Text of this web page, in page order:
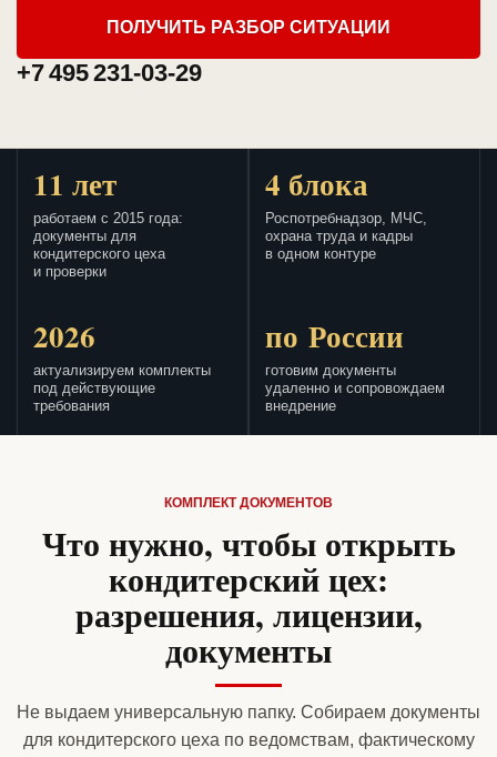
ПОЛУЧИТЬ РАЗБОР СИТУАЦИИ
+7 495 231-03-29
11 лет
работаем с 2015 года:
документы для
кондитерского цеха
и проверки
4 блока
Роспотребнадзор, МЧС,
охрана труда и кадры
в одном контуре
2026
актуализируем комплекты
под действующие
требования
по России
готовим документы
удаленно и сопровождаем
внедрение
КОМПЛЕКТ ДОКУМЕНТОВ
Что нужно, чтобы открыть
кондитерский цех:
разрешения, лицензии,
документы
Не выдаем универсальную папку. Собираем документы
для кондитерского цеха по ведомствам, фактическому